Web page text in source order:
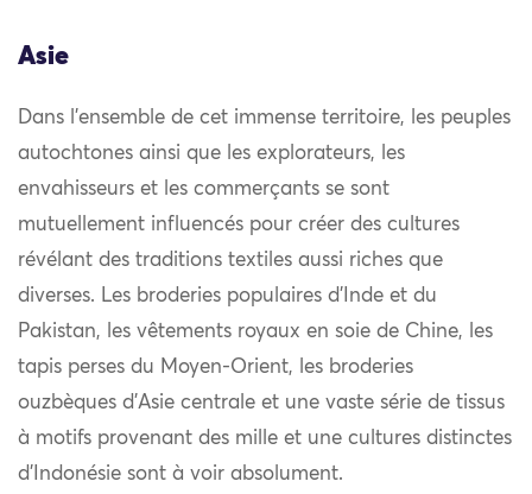
Asie
Dans l’ensemble de cet immense territoire, les peuples
autochtones ainsi que les explorateurs, les
envahisseurs et les commerçants se sont
mutuellement influencés pour créer des cultures
révélant des traditions textiles aussi riches que
diverses. Les broderies populaires d’Inde et du
Pakistan, les vêtements royaux en soie de Chine, les
tapis perses du Moyen-Orient, les broderies
ouzbèques d’Asie centrale et une vaste série de tissus
à motifs provenant des mille et une cultures distinctes
d’Indonésie sont à voir absolument.